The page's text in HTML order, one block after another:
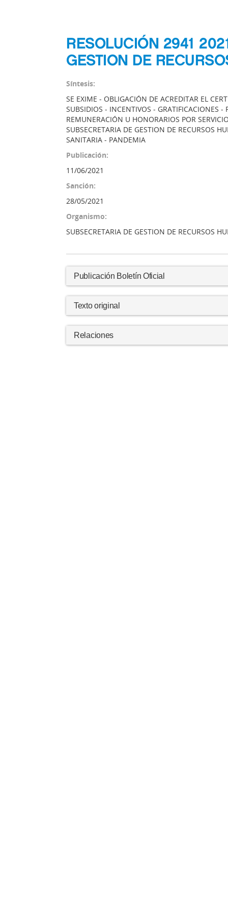
RESOLUCIÓN 2941
GESTION DE
Síntesis:
SE EXIME - OBLIGACIÓN DE ACREDITAR EL
SUBSIDIOS - INCENTIVOS - GRATIFICACIONES
REMUNERACIÓN U HONORARIOS POR
SUBSECRETARIA DE GESTION DE RECURSOS
SANITARIA - PANDEMIA
Publicación:
11/06/2021
Sanción:
28/05/2021
Organismo:
SUBSECRETARIA DE GESTION DE RECURSOS
Publicación Boletín Oficial
Texto original
Relaciones